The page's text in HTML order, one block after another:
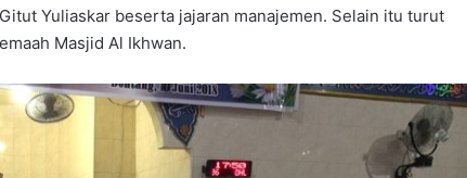
Yuliaskar beserta jajaran manajemen. Selain itu turut
Masjid Al Ikhwan.